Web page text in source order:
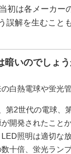
初は各メーカー
解を生むこと
いのでしょう
白熱電球や蛍光
第2世代の電球、
開発されたこと
照明は適切な
十倍、蛍光ラン